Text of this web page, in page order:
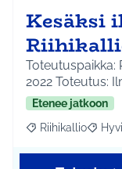
Kesäksi
Toteutuspaikka:
2022 Toteutus:
Etenee jatkoon
Rajaa tulokset
Riihikallio